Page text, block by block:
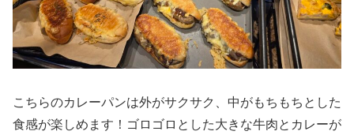
こちらのカレーパンは外がサクサク、中がもちもちとした
食感が楽しめます！ゴロゴロとした大きな牛肉とカレーが